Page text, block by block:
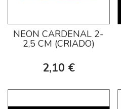
NEON CARDENAL 2-
2,5 CM (CRIADO)
2,10 €